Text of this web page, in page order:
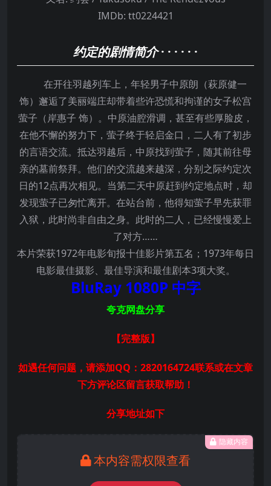
IMDb: tt0224421
约定的剧情简介· · · · · ·
在开往羽越列车上，年轻男子中原朗（萩原健一
饰）邂逅了美丽端庄却带着些许恐慌和拘谨的女子松宫
萤子（岸惠子 饰）。中原油腔滑调，甚至有些厚脸皮，
在他不懈的努力下，萤子终于轻启金口，二人有了初步
的言语交流。抵达羽越后，中原找到萤子，随其前往母
亲的墓前祭拜。他们的交流越来越深，分别之际约定次
日的12点再次相见。当第二天中原赶到约定地点时，却
发现萤子已匆忙离开。在站台前，他得知萤子早先获罪
入狱，此时尚非自由之身。此时的二人，已经慢慢爱上
了对方……
本片荣获1972年电影旬报十佳影片第五名；1973年每日
电影最佳摄影、最佳导演和最佳剧本3项大奖。
BluRay 1080P 中字
夸克网盘分享
【完整版】
如遇任何问题，请添加QQ：2820164724联系或在文章
下方评论区留言获取帮助！
分享地址如下
隐藏内容
本内容需权限查看